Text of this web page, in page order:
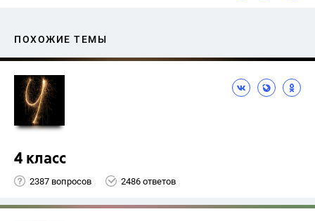
ПОХОЖИЕ ТЕМЫ
4 класс
2387 вопросов 2486 ответов